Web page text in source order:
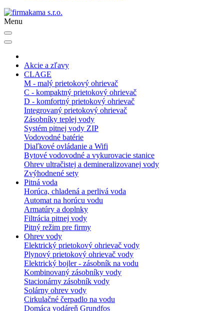
Menu
Akcie a zľavy
CLAGE
M - malý prietokový ohrievač
C - kompaktný prietokový ohrievač
D - komfortný prietokový ohrievač
Integrovaný prietokový ohrievač
Zásobníky teplej vody
Systém pitnej vody ZIP
Vodovodné batérie
Diaľkové ovládanie a Wifi
Bytové vodovodné a vykurovacie stanice
Ohrev ultračistej a demineralizovanej vody
Zvýhodnené sety
Pitná voda
Horúca, chladená a perlivá voda
Automat na horúcu vodu
Armatúry a doplnky
Filtrácia pitnej vody
Pitný režim pre firmy
Ohrev vody
Elektrický prietokový ohrievač vody
Plynový prietokový ohrievač vody
Elektrický bojler - zásobník na vodu
Kombinovaný zásobníky vody
Stacionárny zásobník vody
Solárny ohrev vody
Cirkulačné čerpadlo na vodu
Domáca vodáreň Grundfos